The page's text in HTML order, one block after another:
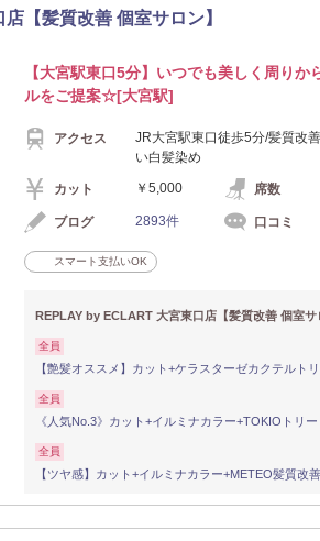
【髪質改善 個室サロン】
【大宮駅東口5分】いつでも美しく周り
ルをご提案☆[大宮駅]
アクセス
JR大宮駅東口徒歩5分/髪質改
い白髪染め
カット ￥5,000 席数
ブログ 2893件 口コミ
スマート支払いOK
REPLAY by ECLART 大宮東口店【髪質改善 個室
全員
【艶髪オススメ】カット+ケラスターゼカクテルト
全員
《人気No.3》カット+イルミナカラー+TOKIOトリ
全員
【ツヤ感】カット+イルミナカラー+METEO髪質改